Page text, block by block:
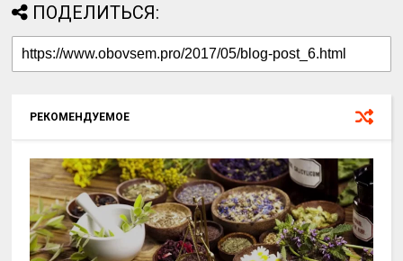
ПОДЕЛИТЬСЯ:
РЕКОМЕНДУЕМОЕ